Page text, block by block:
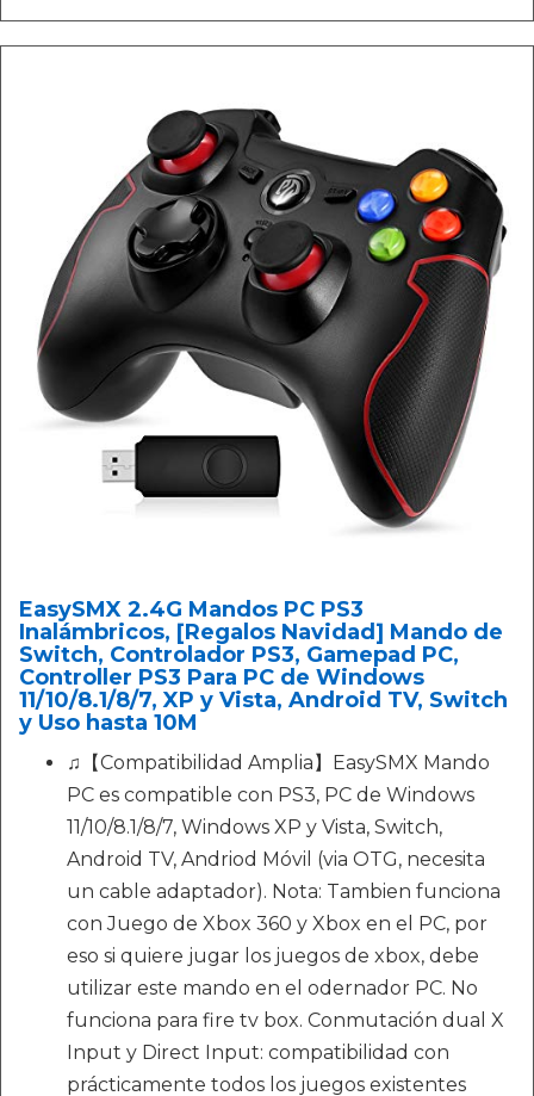
EasySMX 2.4G Mandos PC PS3
Inalámbricos, [Regalos Navidad] Mando de
Switch, Controlador PS3, Gamepad PC,
Controller PS3 Para PC de Windows
11/10/8.1/8/7, XP y Vista, Android TV, Switch
y Uso hasta 10M
♫【Compatibilidad Amplia】EasySMX Mando
PC es compatible con PS3, PC de Windows
11/10/8.1/8/7, Windows XP y Vista, Switch,
Android TV, Andriod Móvil (via OTG, necesita
un cable adaptador). Nota: Tambien funciona
con Juego de Xbox 360 y Xbox en el PC, por
eso si quiere jugar los juegos de xbox, debe
utilizar este mando en el odernador PC. No
funciona para fire tv box. Conmutación dual X
Input y Direct Input: compatibilidad con
prácticamente todos los juegos existentes